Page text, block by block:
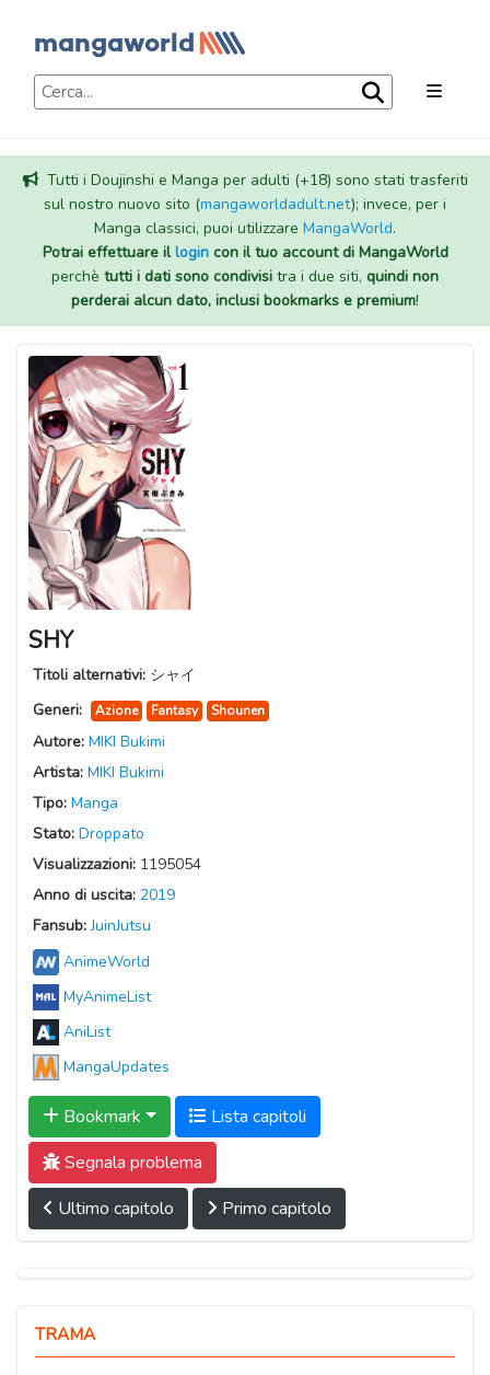
Tutti i Doujinshi e Manga per adulti (+18) sono stati trasferiti
sul nostro nuovo sito (mangaworldadult.net); invece, per i
Manga classici, puoi utilizzare MangaWorld.
Potrai effettuare illogincon il tuo account di MangaWorld
perchè tutti i dati sono condivisi tra i due siti, quindi non
perderai alcun dato, inclusi bookmarks e premium!
SHY
Titoli alternativi: シャイ
Generi:
Azione Fantasy Shounen
Autore: MIKI Bukimi
Artista: MIKI Bukimi
Tipo: Manga
Stato: Droppato
Visualizzazioni: 1195054
Anno di uscita: 2019
Fansub:JuinJutsu
AnimeWorld
MyAnimeList
AniList
MangaUpdates
Bookmark
Lista capitoli
Segnala problema
Ultimo capitolo
Primo capitolo
TRAMA